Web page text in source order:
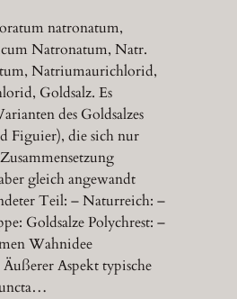
natronatum,
Natronatum, Natr.
Natriumaurichlorid,
Goldsalz. Es
des Goldsalzes
Figuier), die sich nur
gleich angewandt
Teil: – Naturreich: –
Goldsalze Polychrest: –
Wahnidee
Aspekt typische